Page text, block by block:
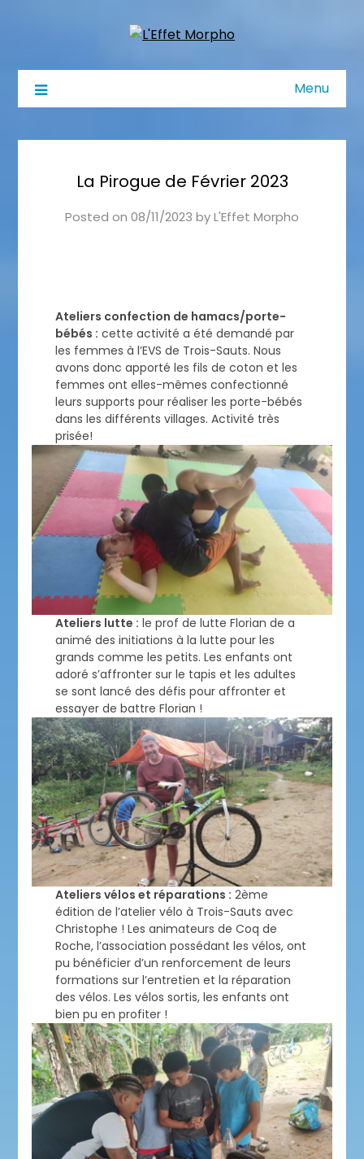
Menu
La Pirogue de Février 2023
Posted on 08/11/2023 byL'Effet Morpho
Ateliers confection de hamacs/porte-
bébés : cette activité a été demandé par
les femmes à l’EVS de Trois-Sauts. Nous
avons donc apporté les fils de coton et les
femmes ont elles-mêmes confectionné
leurs supports pour réaliser les porte-bébés
dans les différents villages. Activité très
prisée!
Ateliers lutte : le prof de lutte Florian de a
animé des initiations à la lutte pour les
grands comme les petits. Les enfants ont
adoré s’affronter sur le tapis et les adultes
se sont lancé des défis pour affronter et
essayer de battre Florian !
Ateliers vélos et réparations : 2ème
édition de l’atelier vélo à Trois-Sauts avec
Christophe ! Les animateurs de Coq de
Roche, l’association possédant les vélos, ont
pu bénéficier d’un renforcement de leurs
formations sur l’entretien et la réparation
des vélos. Les vélos sortis, les enfants ont
bien pu en profiter !